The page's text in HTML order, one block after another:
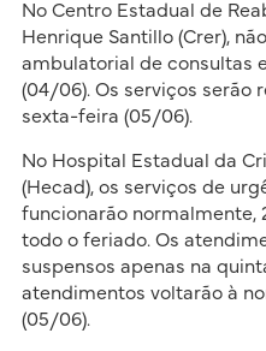
No Centro Estadual de
Henrique Santillo (Crer),
ambulatorial de consultas
(04/06). Os serviços serão
sexta-feira (05/06).
No Hospital Estadual da
(Hecad), os serviços de
funcionarão normalmente,
todo o feriado. Os
suspensos apenas na
atendimentos voltarão à
(05/06).